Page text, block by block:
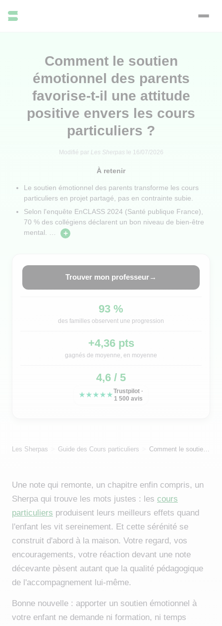
Comment le soutien
émotionnel des parents
favorise-t-il une attitude
positive envers les cours
particuliers ?
Modifié par Les Sherpas le 16/07/2026
À retenir
Le soutien émotionnel des parents transforme les cours
particuliers en projet partagé, pas en contrainte subie.
Selon l'enquête EnCLASS 2024 (Santé publique France),
70 % des collégiens déclarent un bon niveau de bien-être
mental. … +
93 %
des familles observent une progression
+4,36 pts
gagnés de moyenne, en moyenne
4,6 / 5
★★★★★
Trustpilot ·
1 500 avis
Trouver mon professeur→
Les Sherpas Guide des Cours particuliers Comment le soutien émotionnel des parents favorise-t-il une attitude positive envers les cours particuliers ?
Une note qui remonte, un chapitre enfin compris, un
Sherpa qui trouve les mots justes : les cours
particuliers produisent leurs meilleurs effets quand
l'enfant les vit sereinement. Et cette sérénité se
construit d'abord à la maison. Votre regard, vos
encouragements, votre réaction devant une note
décevante pèsent autant que la qualité pédagogique
de l'accompagnement lui-même.
Bonne nouvelle : apporter un soutien émotionnel à
votre enfant ne demande ni formation, ni temps